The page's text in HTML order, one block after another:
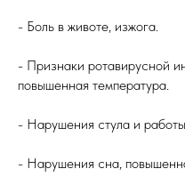
- Боль в животе, изжога.
- Признаки ротавирусной
повышенная температура.
- Нарушения стула и
- Нарушения сна,